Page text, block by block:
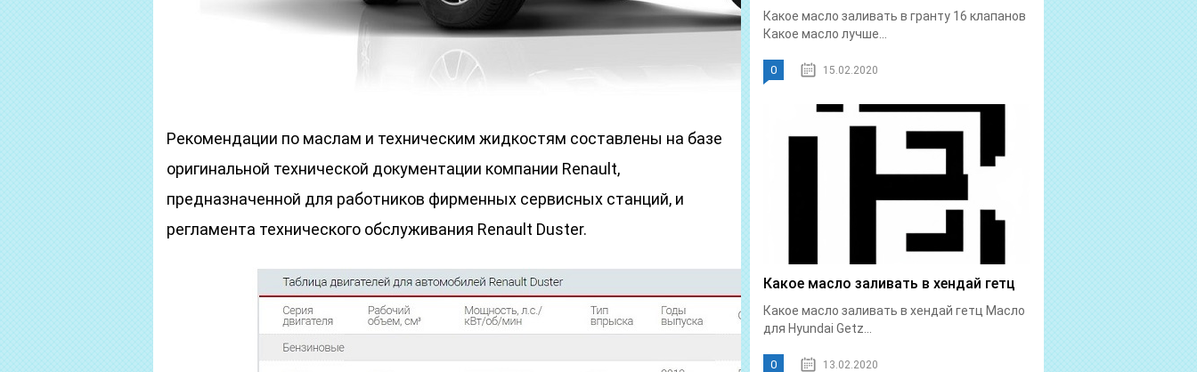
Рекомендации по маслам и техническим жидкостям составлены на базе
оригинальной технической документации компании Renault,
предназначенной для работников фирменных сервисных станций, и
регламента технического обслуживания Renault Duster.
Какое масло заливать в гранту 16 клапанов
Какое масло лучше...
0 15.02.2020
Какое масло заливать в хендай гетц
Какое масло заливать в хендай гетц Масло
для Hyundai Getz...
0 13.02.2020